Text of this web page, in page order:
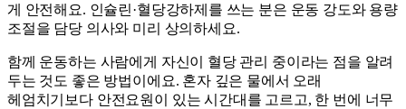
게 안전해요. 인슐린·혈당강하제를 쓰는 분은 운동 강도와 용량
조절을 담당 의사와 미리 상의하세요.
함께 운동하는 사람에게 자신이 혈당 관리 중이라는 점을 알려
두는 것도 좋은 방법이에요. 혼자 깊은 물에서 오래
헤엄치기보다 안전요원이 있는 시간대를 고르고, 한 번에 너무